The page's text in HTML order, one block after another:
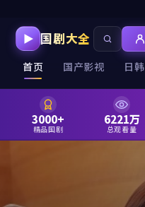
国剧大全
首页 国产影视 日
3000+
精品国剧
6221万
总观看量